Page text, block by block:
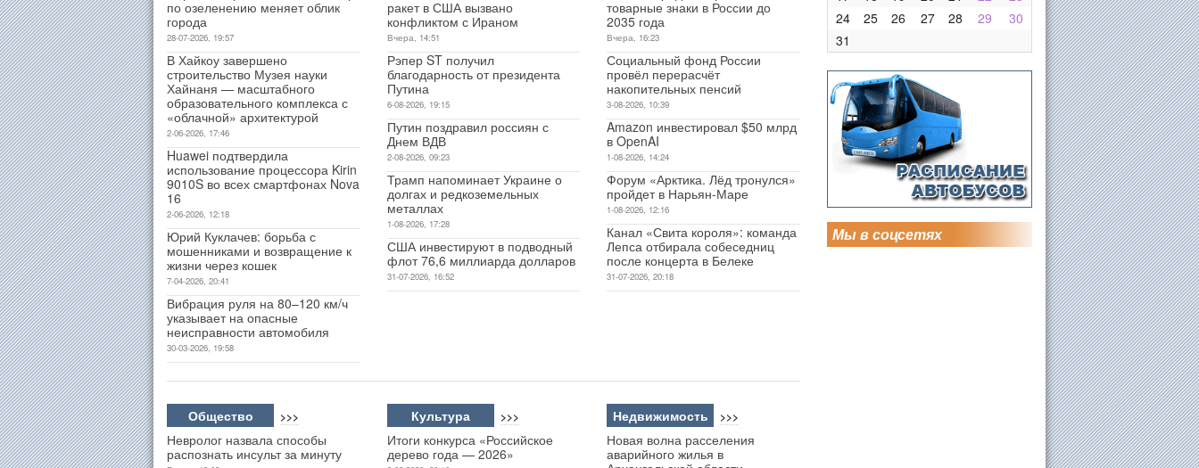
по озеленению меняет облик
города
28-07-2026, 19:57
В Хайкоу завершено
строительство Музея науки
Хайнаня — масштабного
образовательного комплекса с
«облачной» архитектурой
2-06-2026, 17:46
Huawei подтвердила
использование процессора Kirin
9010S во всех смартфонах Nova
16
2-06-2026, 12:18
Юрий Куклачев: борьба с
мошенниками и возвращение к
жизни через кошек
7-04-2026, 20:41
Вибрация руля на 80–120 км/ч
указывает на опасные
неисправности автомобиля
30-03-2026, 19:58
ракет в США вызвано
конфликтом с Ираном
Вчера, 14:51
Рэпер ST получил
благодарность от президента
Путина
6-08-2026, 19:15
Путин поздравил россиян с
Днем ВДВ
2-08-2026, 09:23
Трамп напоминает Украине о
долгах и редкоземельных
металлах
1-08-2026, 17:28
США инвестируют в подводный
флот 76,6 миллиарда долларов
31-07-2026, 16:52
товарные знаки в России до
2035 года
Вчера, 16:23
Социальный фонд России
провёл перерасчёт
накопительных пенсий
3-08-2026, 10:39
Amazon инвестировал $50 млрд
в OpenAI
1-08-2026, 14:24
Форум «Арктика. Лёд тронулся»
пройдет в Нарьян-Маре
1-08-2026, 12:16
Канал «Свита короля»: команда
Лепса отбирала собеседниц
после концерта в Белеке
31-07-2026, 20:18
Общество >>>
Невролог назвала способы
распознать инсульт за минуту
Культура >>>
Итоги конкурса «Российское
дерево года — 2026»
Недвижимость >>>
Новая волна расселения
аварийного жилья в
24
25 26 27 28 29
30
31
Мы в соцсетях